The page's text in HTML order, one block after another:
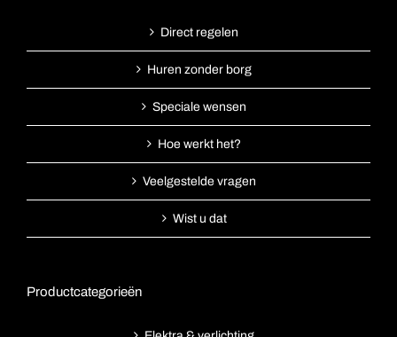
Direct regelen
Huren zonder borg
Speciale wensen
Hoe werkt het?
Veelgestelde vragen
Wist u dat
Productcategorieën